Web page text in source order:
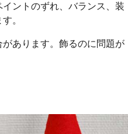
ントのずれ、バランス、装
。
あります。飾るのに問題が